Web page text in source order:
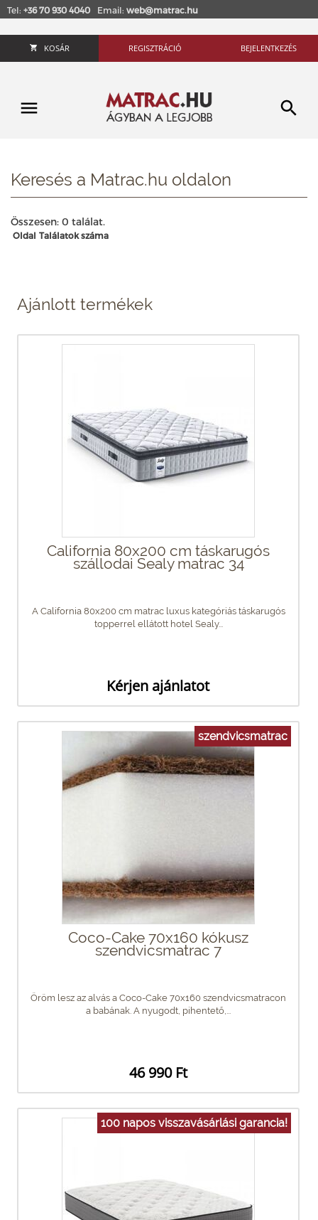
Tel: +36 70 930 4040 Email: web@matrac.hu
KOSÁR REGISZTRÁCIÓ BEJELENTKEZÉS
Keresés a Matrac.hu oldalon
Összesen: 0 találat.
Oldal Találatok száma
Ajánlott termékek
California 80x200 cm táskarugós
szállodai Sealy matrac 34
A California 80x200 cm matrac luxus kategóriás táskarugós
topperrel ellátott hotel Sealy...
Kérjen ajánlatot
szendvicsmatrac
Coco-Cake 70x160 kókusz
szendvicsmatrac 7
Öröm lesz az alvás a Coco-Cake 70x160 szendvicsmatracon
a babának. A nyugodt, pihentető,...
46 990 Ft
100 napos visszavásárlási garancia!